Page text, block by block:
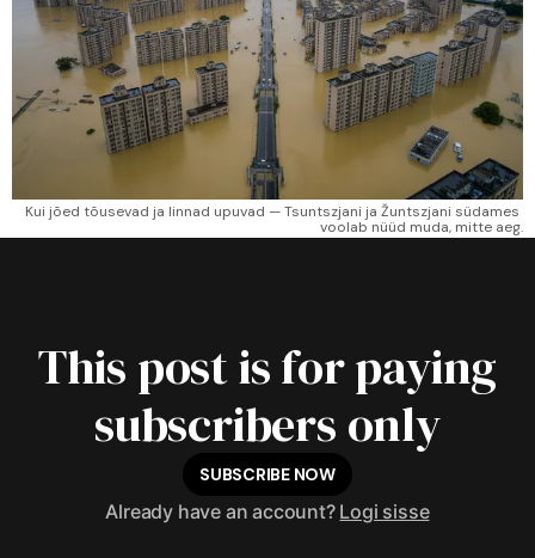
Kui jõed tõusevad ja linnad upuvad — Tsuntszjani ja Žuntszjani südames
voolab nüüd muda, mitte aeg.
This post is for paying
subscribers only
SUBSCRIBE NOW
Already have an account? Logi sisse